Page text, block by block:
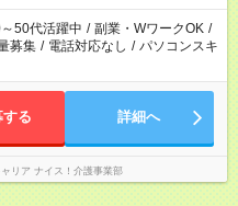
50代活躍中 / 副業・WワークOK /
募集 / 電話対応なし / パソコンスキ
する 詳細へ
リア ナイス！介護事業部